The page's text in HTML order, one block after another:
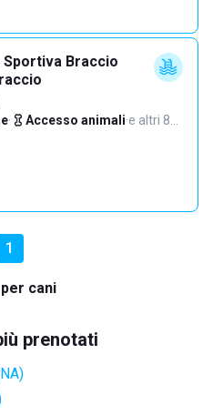
Sportiva Braccio
· Accesso animali·e altri 8…
1
cani
prenotati